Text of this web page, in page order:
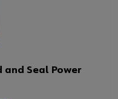
Seal Power